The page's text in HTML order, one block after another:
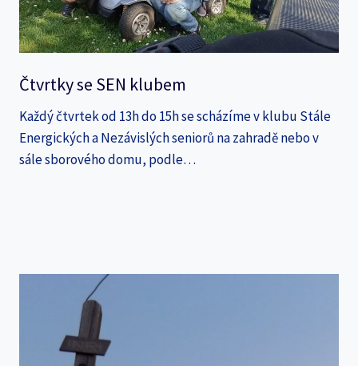
Čtvrtky se SEN klubem
Každý čtvrtek od 13h do 15h se scházíme v klubu Stále
Energických a Nezávislých seniorů na zahradě nebo v
sále sborového domu, podle…